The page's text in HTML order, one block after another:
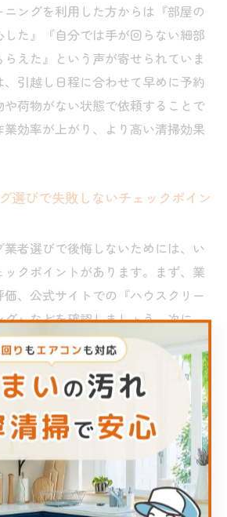
ングを利用した方からは『部屋の
た』『自分では手が回らない細部
えた』という声が寄せられていま
引越し日程に合わせて早めに予約
荷物がない状態で依頼することで
効率が上がり、より高い清掃効果
選びで失敗しないチェックポイン
者選びで後悔しないためには、い
ックポイントがあります。まず、業
、公式サイトでの『ハウスクリー
』などを確認しましょう。次に、
追加料金が発生する条件が説明され
っかりチェックすることが大切で
害補償の有無、作業スタッフの対応
ントとなります。特に初めて利用す
、見積もり時に作業内容を細かく質
前にクリアにしておくと良いでしょ